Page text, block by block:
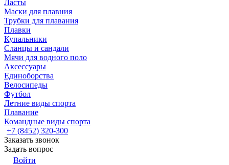
Ласты
Маски для плавния
Трубки для плавания
Плавки
Купальники
Сланцы и сандали
Мячи для водного поло
Аксессуары
Единоборства
Велосипеды
Футбол
Летние виды спорта
Плавание
Командные виды спорта
+7 (8452) 320-300
Заказать звонок
Задать вопрос
Войти